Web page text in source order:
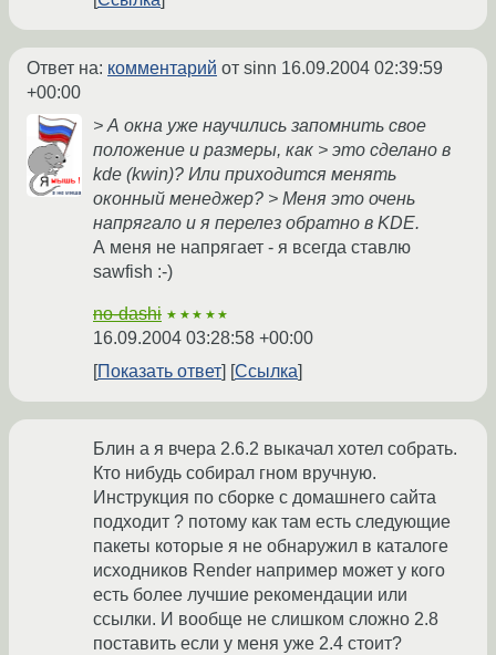
Ответ на: комментарий от sinn 16.09.2004 02:39:59
+00:00
> А окна уже научились запомнить свое
положение и размеры, как > это сделано в
kde (kwin)? Или приходится менять
оконный менеджер? > Меня это очень
напрягало и я перелез обратно в KDE.
А меня не напрягает - я всегда ставлю
sawfish :-)
no-dashi ★★★★★
16.09.2004 03:28:58 +00:00
Показать ответ
Ссылка
Блин а я вчера 2.6.2 выкачал хотел собрать.
Кто нибудь собирал гном вручную.
Инструкция по сборке с домашнего сайта
подходит ? потому как там есть следующие
пакеты которые я не обнаружил в каталоге
исходников Render например может у кого
есть более лучшие рекомендации или
ссылки. И вообще не слишком сложно 2.8
поставить если у меня уже 2.4 стоит?